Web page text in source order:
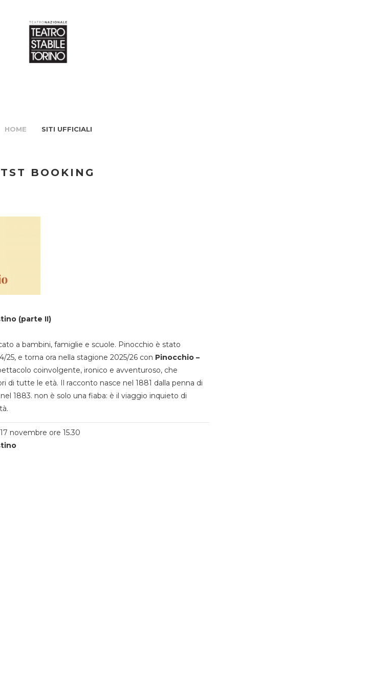
HOME SITI UFFICIALI
TST BOOKING
(parte II)
a bambini, famiglie e scuole. Pinocchio è stato
e torna ora nella stagione 2025/26 con Pinocchio –
coinvolgente, ironico e avventuroso, che
di tutte le età. Il racconto nasce nel 1881 dalla penna di
1883. non è solo una fiaba: è il viaggio inquieto di
novembre ore 15.30